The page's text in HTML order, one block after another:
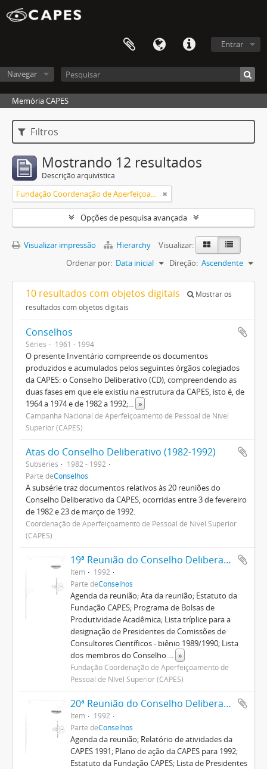
Entrar
Navegar
Memória CAPES
Filtros
Mostrando 12 resultados
Descrição arquivística
Fundação Coordenação de Aperfeiçoamento de Pessoal de Nível Superior (CAPES)
Opções de pesquisa avançada
Visualizar impressão Hierarchy
Visualizar:
Ordenar por: Data inicial Direção: Ascendente
10 resultados com objetos digitais
Mostrar os
resultados com objetos digitais
Conselhos
Séries 1961 - 1994
O presente Inventário compreende os documentos
produzidos e acumulados pelos seguintes órgãos colegiados
da CAPES: o Conselho Deliberativo (CD), compreendendo as
duas fases em que ele existiu na estrutura da CAPES, isto é, de
1964 a 1974 e de 1982 a 1992;... »
Campanha Nacional de Aperfeiçoamento de Pessoal de Nível
Superior (CAPES)
Atas do Conselho Deliberativo (1982-1992)
Subséries
1982 - 1992
Parte deConselhos
A subsérie traz documentos relativos às 20 reuniões do
Conselho Deliberativo da CAPES, ocorridas entre 3 de fevereiro
de 1982 e 23 de março de 1992.
Coordenação de Aperfeiçoamento de Pessoal de Nível Superior
(CAPES)
19ª Reunião do Conselho Deliberativo
Item
1992
Parte deConselhos
Agenda da reunião; Ata da reunião; Estatuto da
Fundação CAPES; Programa de Bolsas de
Produtividade Acadêmica; Lista tríplice para a
designação de Presidentes de Comissões de
Consultores Científicos - biênio 1989/1990; Lista
dos membros do Conselho ... »
Fundação Coordenação de Aperfeiçoamento de
Pessoal de Nível Superior (CAPES)
20ª Reunião do Conselho Deliberativo
Item
1992
Parte deConselhos
Agenda da reunião; Relatório de atividades da
CAPES 1991; Plano de ação da CAPES para 1992;
Estatuto da Fundação CAPES; Lista de Presidentes